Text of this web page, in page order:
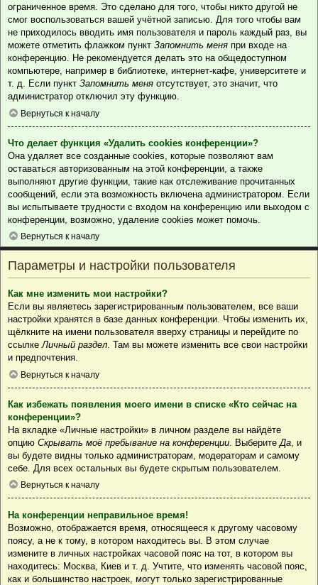
ограниченное время. Это сделано для того, чтобы никто другой не
смог воспользоваться вашей учётной записью. Для того чтобы вам
не приходилось вводить имя пользователя и пароль каждый раз, вы
можете отметить флажком пункт Запомнить меня при входе на
конференцию. Не рекомендуется делать это на общедоступном
компьютере, например в библиотеке, интернет-кафе, университете и
т. д. Если пункт Запомнить меня отсутствует, это значит, что
администратор отключил эту функцию.
Вернуться к началу
Что делает функция «Удалить cookies конференции»?
Она удаляет все созданные cookies, которые позволяют вам
оставаться авторизованным на этой конференции, а также
выполняют другие функции, такие как отслеживание прочитанных
сообщений, если эта возможность включена администратором. Если
вы испытываете трудности с входом на конференцию или выходом с
конференции, возможно, удаление cookies может помочь.
Вернуться к началу
Параметры и настройки пользователя
Как мне изменить мои настройки?
Если вы являетесь зарегистрированным пользователем, все ваши
настройки хранятся в базе данных конференции. Чтобы изменить их,
щёлкните на имени пользователя вверху страницы и перейдите по
ссылкеЛичный раздел. Там вы можете изменить все свои настройки
и предпочтения.
Вернуться к началу
Как избежать появления моего имени в списке «Кто сейчас на
конференции»?
На вкладке «Личные настройки» в личном разделе вы найдёте
опцию Скрывать моё пребывание на конференции . Выберите Да , и
вы будете видны только администраторам, модераторам и самому
себе. Для всех остальных вы будете скрытым пользователем.
Вернуться к началу
На конференции неправильное время!
Возможно, отображается время, относящееся к другому часовому
поясу, а не к тому, в котором находитесь вы. В этом случае
измените в личных настройках часовой пояс на тот, в котором вы
находитесь: Москва, Киев и т. д. Учтите, что изменять часовой пояс,
как и большинство настроек, могут только зарегистрированные